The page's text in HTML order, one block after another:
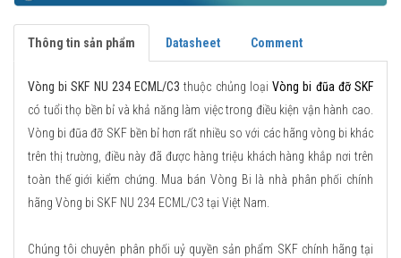
Thông tin sản phẩm Datasheet Comment
Vòng bi SKF NU 234 ECML/C3 thuộc chủng loạiVòng bi đũa đỡ SKF
có tuổi thọ bền bỉ và khả năng làm việc trong điều kiện vận hành cao.
Vòng bi đũa đỡ SKF bền bỉ hơn rất nhiều so với các hãng vòng bi khác
trên thị trường, điều này đã được hàng triệu khách hàng khắp nơi trên
toàn thế giới kiểm chứng. Mua bán Vòng Bi là nhà phân phối chính
hãng Vòng bi SKF NU 234 ECML/C3 tại Việt Nam.
Chúng tôi chuyên phân phối uỷ quyền sản phẩm SKF chính hãng tại